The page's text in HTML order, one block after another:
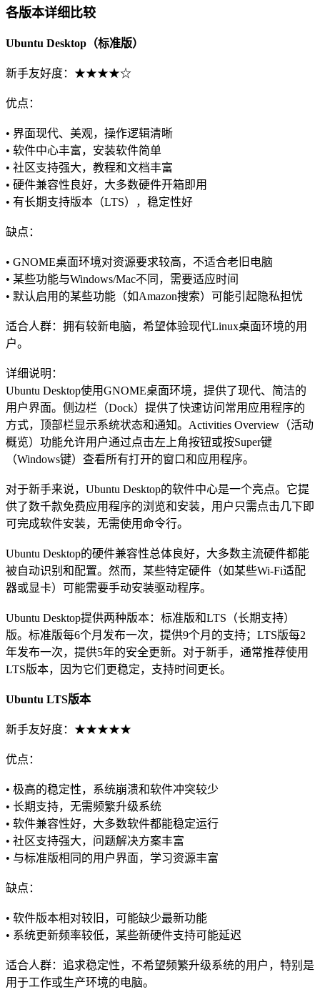
各版本详细比较
Ubuntu Desktop（标准版）
新手友好度：★★★★☆
优点：
• 界面现代、美观，操作逻辑清晰
• 软件中心丰富，安装软件简单
• 社区支持强大，教程和文档丰富
• 硬件兼容性良好，大多数硬件开箱即用
• 有长期支持版本（LTS），稳定性好
缺点：
• GNOME桌面环境对资源要求较高，不适合老旧电脑
• 某些功能与Windows/Mac不同，需要适应时间
• 默认启用的某些功能（如Amazon搜索）可能引起隐私担忧
适合人群：拥有较新电脑，希望体验现代Linux桌面环境的用
户。
详细说明：
Ubuntu Desktop使用GNOME桌面环境，提供了现代、简洁的
用户界面。侧边栏（Dock）提供了快速访问常用应用程序的
方式，顶部栏显示系统状态和通知。Activities Overview（活动
概览）功能允许用户通过点击左上角按钮或按Super键
（Windows键）查看所有打开的窗口和应用程序。
对于新手来说，Ubuntu Desktop的软件中心是一个亮点。它提
供了数千款免费应用程序的浏览和安装，用户只需点击几下即
可完成软件安装，无需使用命令行。
Ubuntu Desktop的硬件兼容性总体良好，大多数主流硬件都能
被自动识别和配置。然而，某些特定硬件（如某些Wi-Fi适配
器或显卡）可能需要手动安装驱动程序。
Ubuntu Desktop提供两种版本：标准版和LTS（长期支持）
版。标准版每6个月发布一次，提供9个月的支持；LTS版每2
年发布一次，提供5年的安全更新。对于新手，通常推荐使用
LTS版本，因为它们更稳定，支持时间更长。
Ubuntu LTS版本
新手友好度：★★★★★
优点：
• 极高的稳定性，系统崩溃和软件冲突较少
• 长期支持，无需频繁升级系统
• 软件兼容性好，大多数软件都能稳定运行
• 社区支持强大，问题解决方案丰富
• 与标准版相同的用户界面，学习资源丰富
缺点：
• 软件版本相对较旧，可能缺少最新功能
• 系统更新频率较低，某些新硬件支持可能延迟
适合人群：追求稳定性，不希望频繁升级系统的用户，特别是
用于工作或生产环境的电脑。